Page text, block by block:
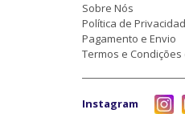
Sobre Nós
Política de
Pagamento e Envio
Termos e Condições
Instagram